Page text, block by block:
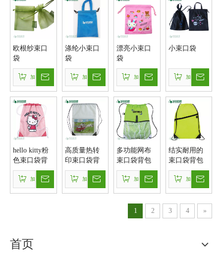
欧根纱束口
袋
加入询价篮
涤纶小束口
袋
加入询价篮
漂亮小束口
袋
加入询价篮
小束口袋
加入询价篮
hello kitty粉
色束口袋背
包
加入询价篮
高质量热转
印束口袋背
包
加入询价篮
多功能网布
束口袋背包
加入询价篮
结实耐用的
束口袋背包
加入询价篮
1 2 3 4 »
首页